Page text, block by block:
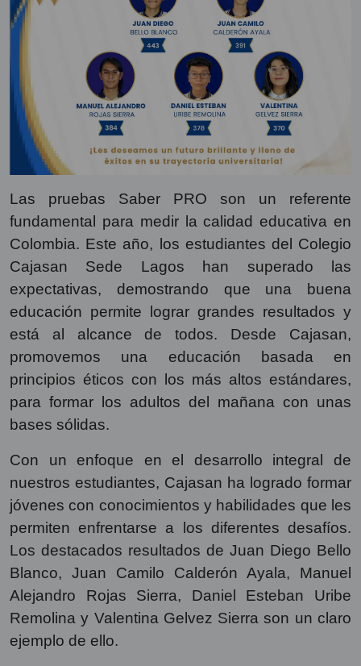
Las pruebas Saber PRO son un referente
fundamental para medir la calidad educativa en
Colombia. Este año, los estudiantes del Colegio
Cajasan Sede Lagos han superado las
expectativas, demostrando que una buena
educación permite lograr grandes resultados y
está al alcance de todos. Desde Cajasan,
promovemos una educación basada en
principios éticos con los más altos estándares,
para formar los adultos del mañana con unas
bases sólidas.
Con un enfoque en el desarrollo integral de
nuestros estudiantes, Cajasan ha logrado formar
jóvenes con conocimientos y habilidades que les
permiten enfrentarse a los diferentes desafíos.
Los destacados resultados de Juan Diego Bello
Blanco, Juan Camilo Calderón Ayala, Manuel
Alejandro Rojas Sierra, Daniel Esteban Uribe
Remolina y Valentina Gelvez Sierra son un claro
ejemplo de ello.